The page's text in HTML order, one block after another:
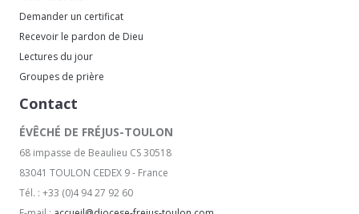
Demander un certificat
Recevoir le pardon de Dieu
Lectures du jour
Groupes de prière
Contact
ÉVÊCHÉ DE FRÉJUS-TOULON
68 impasse de Beaulieu CS 30518
83041 TOULON CEDEX 9 - France
Tél. : +33 (0)4 94 27 92 60